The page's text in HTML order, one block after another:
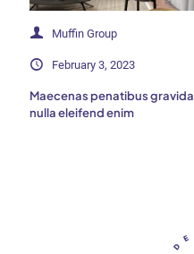
Muffin Group
February 3, 2023
Maecenas penatibus gravida
nulla eleifend enim